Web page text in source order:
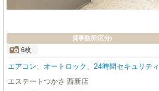
貸事務所(区分)
6枚
エアコン、オートロック、24時間セキュリティ
エステートつかさ 西新店